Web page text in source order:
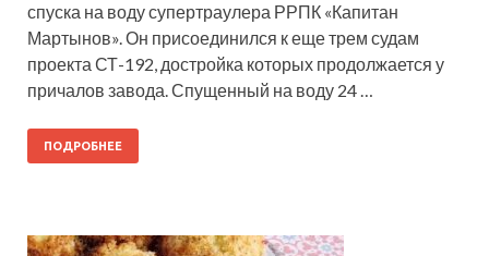
спуска на воду супертраулера РРПК «Капитан
Мартынов». Он присоединился к еще трем судам
проекта СТ-192, достройка которых продолжается у
причалов завода. Спущенный на воду 24 …
ПОДРОБНЕЕ